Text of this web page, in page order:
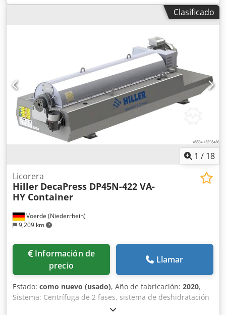
Clasificado
1 / 18
Voerde (Niederrhein)
9,209 km
Licorera
Hiller DecaPress DP45N-422 VA-
HY Container
Información de
precio
Llamar
Estado: como nuevo (usado), Año de fabricación: 2020,
Sistema: Centrífuga de 2 fases, sistema de deshidratación
en contenedor de dos pisos Fabricante: Hiller Tipo: